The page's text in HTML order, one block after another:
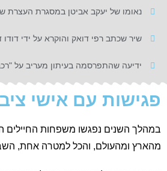
נאומו של יעקב אביטן במסגרת העצרת
שיר שכתב רפי דואק והוקרא על ידי
ידיעה שהתפרסמה בעיתון מעריב על
פגישות עם אישי
במהלך השנים נפגשו משפחות החיילים
מהארץ ומהעולם, והכל למטרה אחת,